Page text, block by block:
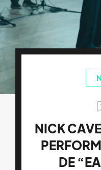
NICK
DE